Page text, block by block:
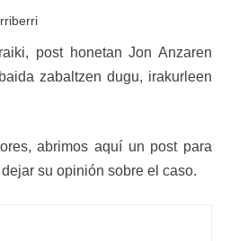
post honetan Jon Anzaren
zabaltzen dugu, irakurleen
abrimos aquí un post para
su opinión sobre el caso.